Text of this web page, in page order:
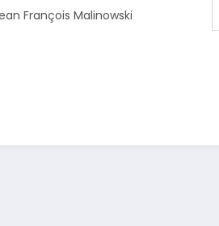
François Malinowski